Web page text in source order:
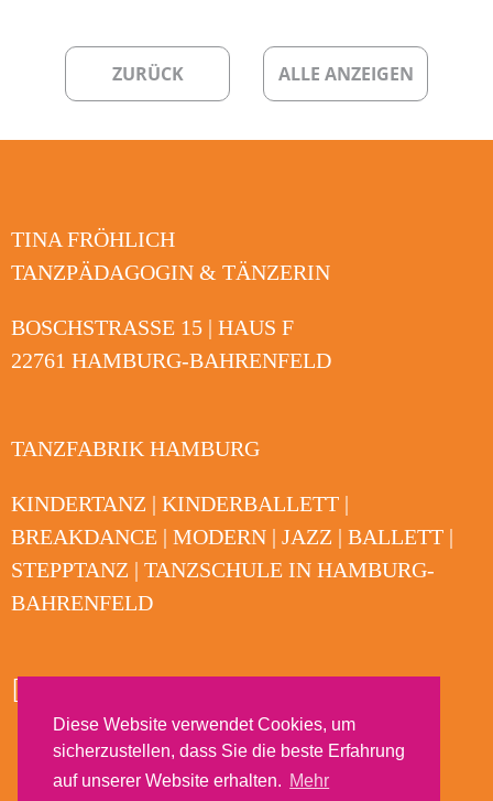
Diese Website verwendet Cookies, um
sicherzustellen, dass Sie die beste Erfahrung
auf unserer Website erhalten. Mehr
ZURÜCK ALLE ANZEIGEN
TINA FRÖHLICH
TANZPÄDAGOGIN & TÄNZERIN
BOSCHSTRASSE 15 | HAUS F
22761 HAMBURG-BAHRENFELD
TANZFABRIK HAMBURG
KINDERTANZ | KINDERBALLETT |
BREAKDANCE | MODERN | JAZZ | BALLETT |
STEPPTANZ | TANZSCHULE IN HAMBURG-
BAHRENFELD